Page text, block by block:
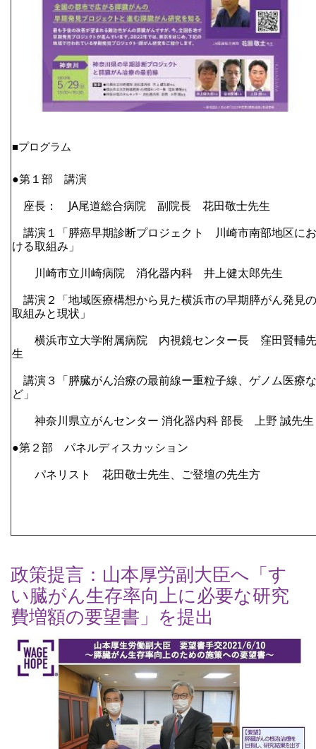
●第１部　講演
座長：　JA尾道総合病院　副院長　花田敬士先生
講演１「膵癌早期診断プロジェクト　川崎市南部地区にお
ける取組み」
川崎市立川崎病院　消化器内科　井上健太郎先生
講演２「地域医療構想から見た横浜市の早期膵がん発見の
取組みと現状」
横浜市立大学附属病院　内視鏡センター長　窪田賢輔先
生
講演３「膵臓がん治療の最前線ー重粒子線、ゲノム医療な
ど」
神奈川県立がんセンター 消化器内科 部長　上野 誠先生
●第２部　パネルディスカッション
パネリスト　花田敬士先生、ご登壇の先生方
政策提言：山本厚労副大臣へ「す
い臓がん生存率向上に必要な研究
費増額の要望書」を提出